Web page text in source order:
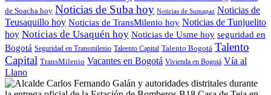
de Soacha hoy Noticias de Suba hoy Noticias de Sumapaz Noticias de
Teusaquillo hoy Noticias de TransMilenio hoy Noticias de Tunjuelito
hoy Noticias de Usaquén hoy Noticias de Usme hoy seguridad en
Bogotá Seguridad en Transmilenio Taleento Capital Talento Bogotá Talento
Capital TransMilenio Vacantes en Bogotá Vivienda en Bogotá Vía al
Llano